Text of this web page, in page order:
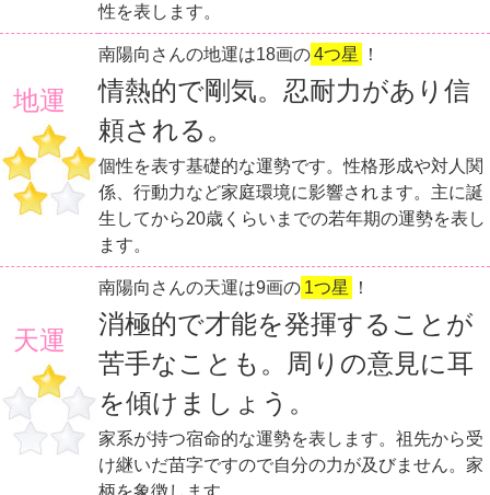
性を表します。
地運
南陽向さんの地運は18画の4つ星 ！
情熱的で剛気。忍耐力があり信
頼される。
個性を表す基礎的な運勢です。性格形成や対人関
係、行動力など家庭環境に影響されます。主に誕
生してから20歳くらいまでの若年期の運勢を表し
ます。
天運
南陽向さんの天運は9画の 1つ星 ！
消極的で才能を発揮することが
苦手なことも。周りの意見に耳
を傾けましょう。
家系が持つ宿命的な運勢を表します。祖先から受
け継いだ苗字ですので自分の力が及びません。家
柄を象徴します。